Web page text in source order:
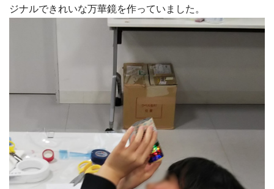
ジナルできれいな万華鏡を作っていました。